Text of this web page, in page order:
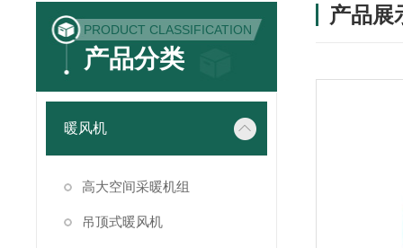
PRODUCT CLASSIFICATION
产品分类
暖风机
高大空间采暖机组
吊顶式暖风机
产品展